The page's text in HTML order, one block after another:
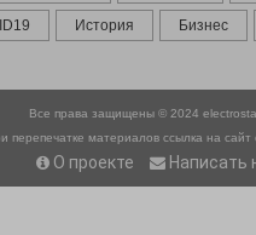
История Бизнес
Все права защищены © 2024
перепечатке материалов ссылка на сайт
О проекте Написать